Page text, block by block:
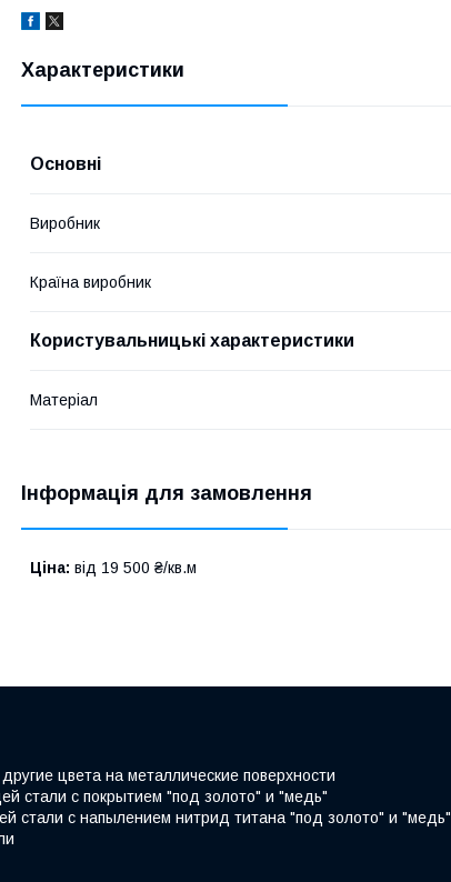
Характеристики
Основні
Виробник
Країна виробник
Користувальницькі характеристики
Матеріал
Інформація для замовлення
Ціна: від 19 500 ₴/кв.м
цвета на металлические поверхности
стали с покрытием "под золото" и "медь"
стали с напылением нитрид титана "под золото" и "медь"